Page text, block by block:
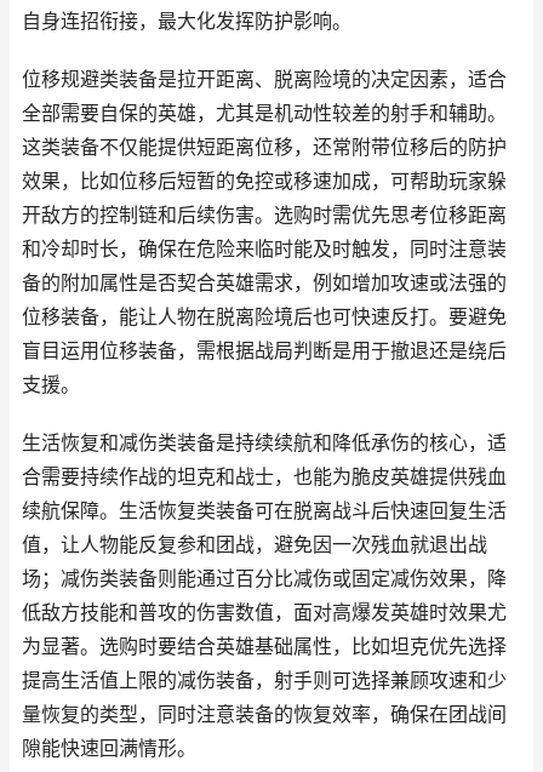
自身连招衔接，最大化发挥防护影响。
位移规避类装备是拉开距离、脱离险境的决定因素，适合
全部需要自保的英雄，尤其是机动性较差的射手和辅助。
这类装备不仅能提供短距离位移，还常附带位移后的防护
效果，比如位移后短暂的免控或移速加成，可帮助玩家躲
开敌方的控制链和后续伤害。选购时需优先思考位移距离
和冷却时长，确保在危险来临时能及时触发，同时注意装
备的附加属性是否契合英雄需求，例如增加攻速或法强的
位移装备，能让人物在脱离险境后也可快速反打。要避免
盲目运用位移装备，需根据战局判断是用于撤退还是绕后
支援。
生活恢复和减伤类装备是持续续航和降低承伤的核心，适
合需要持续作战的坦克和战士，也能为脆皮英雄提供残血
续航保障。生活恢复类装备可在脱离战斗后快速回复生活
值，让人物能反复参和团战，避免因一次残血就退出战
场；减伤类装备则能通过百分比减伤或固定减伤效果，降
低敌方技能和普攻的伤害数值，面对高爆发英雄时效果尤
为显著。选购时要结合英雄基础属性，比如坦克优先选择
提高生活值上限的减伤装备，射手则可选择兼顾攻速和少
量恢复的类型，同时注意装备的恢复效率，确保在团战间
隙能快速回满情形。